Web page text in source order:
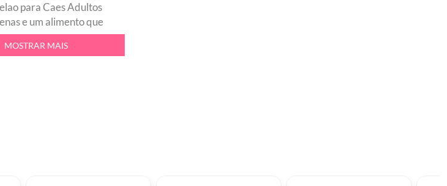
para Caes Adultos
e um alimento que
balanceada e
cientificamente
MOSTRAR MAIS